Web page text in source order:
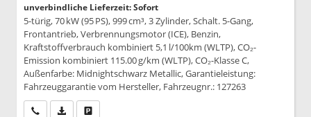
unverbindliche Lieferzeit: Sofort
5-türig, 70 kW (95 PS), 999 cm³, 3 Zylinder, Schalt. 5-Gang,
Frontantrieb, Verbrennungsmotor (ICE), Benzin,
Kraftstoffverbrauch kombiniert 5,1 l/100km (WLTP), CO₂-
Emission kombiniert 115.00 g/km (WLTP), CO₂-Klasse C,
Außenfarbe: Midnightschwarz Metallic, Garantieleistung:
Fahrzeuggarantie vom Hersteller, Fahrzeugnr.: 127263
Wir rufen Sie anPDF-Datei, Fahrzeugexposé drucken